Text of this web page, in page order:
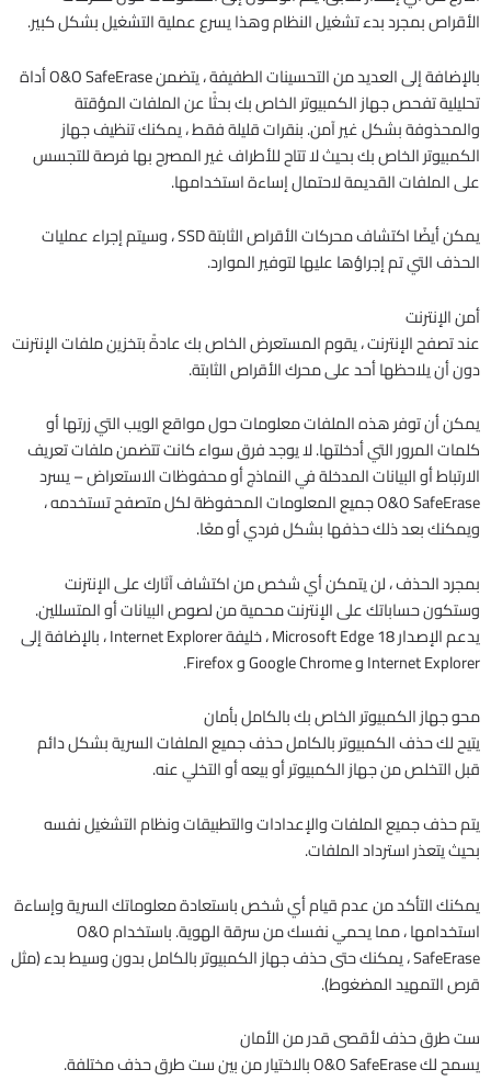
الأقراص بمجرد بدء تشغيل النظام وهذا يسرع عملية التشغيل بشكل كبير.
بالإضافة إلى العديد من التحسينات الطفيفة ، يتضمن O&O SafeErase أداة
تحليلية تفحص جهاز الكمبيوتر الخاص بك بحثًا عن الملفات المؤقتة
والمحذوفة بشكل غير آمن. بنقرات قليلة فقط ، يمكنك تنظيف جهاز
الكمبيوتر الخاص بك بحيث لا تتاح للأطراف غير المصرح بها فرصة للتجسس
على الملفات القديمة لاحتمال إساءة استخدامها.
يمكن أيضًا اكتشاف محركات الأقراص الثابتة SSD ، وسيتم إجراء عمليات
الحذف التي تم إجراؤها عليها لتوفير الموارد.
أمن الإنترنت
عند تصفح الإنترنت ، يقوم المستعرض الخاص بك عادةً بتخزين ملفات الإنترنت
دون أن يلاحظها أحد على محرك الأقراص الثابتة.
يمكن أن توفر هذه الملفات معلومات حول مواقع الويب التي زرتها أو
كلمات المرور التي أدخلتها. لا يوجد فرق سواء كانت تتضمن ملفات تعريف
الارتباط أو البيانات المدخلة في النماذج أو محفوظات الاستعراض – يسرد
O&O SafeErase جميع المعلومات المحفوظة لكل متصفح تستخدمه ،
ويمكنك بعد ذلك حذفها بشكل فردي أو معًا.
بمجرد الحذف ، لن يتمكن أي شخص من اكتشاف آثارك على الإنترنت
وستكون حساباتك على الإنترنت محمية من لصوص البيانات أو المتسللين.
يدعم الإصدار 18 Microsoft Edge ، خليفة Internet Explorer ، بالإضافة إلى
Internet Explorer و Google Chrome و Firefox.
محو جهاز الكمبيوتر الخاص بك بالكامل بأمان
يتيح لك حذف الكمبيوتر بالكامل حذف جميع الملفات السرية بشكل دائم
قبل التخلص من جهاز الكمبيوتر أو بيعه أو التخلي عنه.
يتم حذف جميع الملفات والإعدادات والتطبيقات ونظام التشغيل نفسه
بحيث يتعذر استرداد الملفات.
يمكنك التأكد من عدم قيام أي شخص باستعادة معلوماتك السرية وإساءة
استخدامها ، مما يحمي نفسك من سرقة الهوية. باستخدام O&O
SafeErase ، يمكنك حتى حذف جهاز الكمبيوتر بالكامل بدون وسيط بدء (مثل
قرص التمهيد المضغوط).
ست طرق حذف لأقصى قدر من الأمان
يسمح لك O&O SafeErase بالاختيار من بين ست طرق حذف مختلفة.